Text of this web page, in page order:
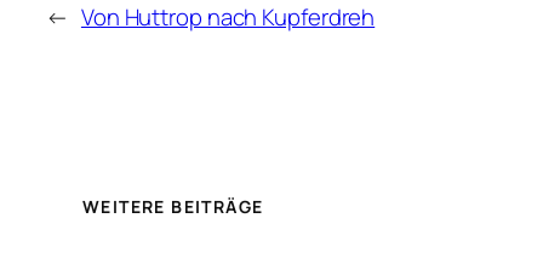
← Von Huttrop nach Kupferdreh
WEITERE BEITRÄGE